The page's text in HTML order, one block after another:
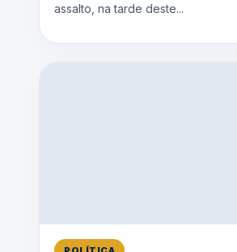
assalto, na tarde deste...